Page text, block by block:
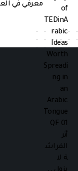
معرفي في